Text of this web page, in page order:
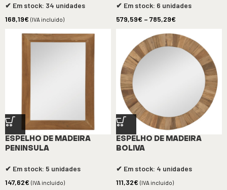
✔ Em stock: 34 unidades
168,19€ (IVA incluído)
✔ Em stock: 6 unidades
579,59€ – 785,29€
ESPELHO DE MADEIRA
PENINSULA
✔ Em stock: 5 unidades
147,62€ (IVA incluído)
ESPELHO DE MADEIRA
BOLIVA
✔ Em stock: 4 unidades
111,32€ (IVA incluído)